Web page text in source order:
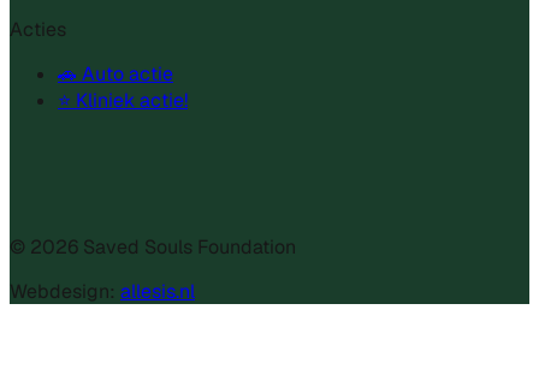
Acties
🚗 Auto actie
⭐ Kliniek actie!
© 2026 Saved Souls Foundation
Webdesign: allesis.nl